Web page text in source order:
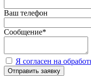
Ваш телефон
Сообщение*
Я согласен на
Отправить заявку